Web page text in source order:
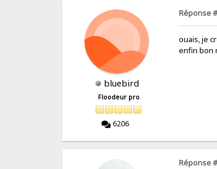
bluebird
Floodeur pro
6206
Réponse
ouais, je
enfin bon
Réponse